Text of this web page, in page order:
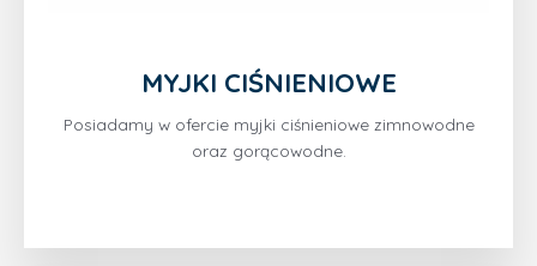
MYJKI CIŚNIENIOWE
Posiadamy w ofercie myjki ciśnieniowe zimnowodne
oraz gorącowodne.